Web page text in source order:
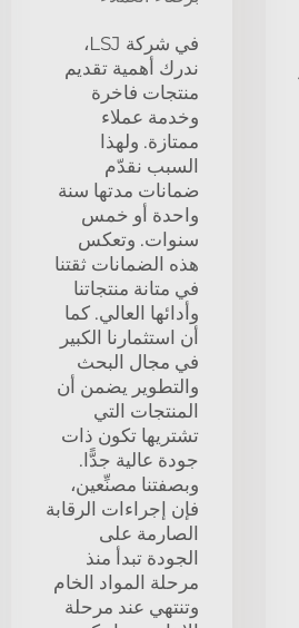
في شركة LSJ،
ندرك أهمية تقديم
منتجات فاخرة
وخدمة عملاء
ممتازة. ولهذا
السبب نقدّم
ضمانات مدتها سنة
واحدة أو خمس
سنوات. وتعكس
هذه الضمانات ثقتنا
في متانة منتجاتنا
وأدائها العالي. كما
أن استثمارنا الكبير
في مجال البحث
والتطوير يضمن أن
المنتجات التي
تشتريها تكون ذات
جودة عالية جدًّا.
وبصفتنا مصنِّعين،
فإن إجراءات الرقابة
الصارمة على
الجودة تبدأ منذ
مرحلة المواد الخام
وتنتهي عند مرحلة